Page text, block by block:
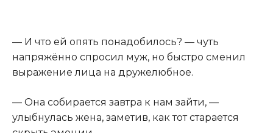
— И что ей опять понадобилось? — чуть
напряжённо спросил муж, но быстро сменил
выражение лица на дружелюбное.
— Она собирается завтра к нам зайти, —
улыбнулась жена, заметив, как тот старается